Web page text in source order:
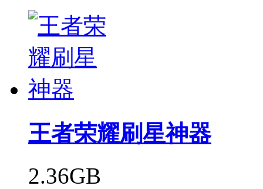
王者荣耀刷星神器
2.36GB